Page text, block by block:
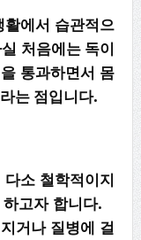
에서 습관적으
처음에는 독이
통과하면서 몸
는 점입니다.
소 철학적이지
고자 합니다.
거나 질병에 걸